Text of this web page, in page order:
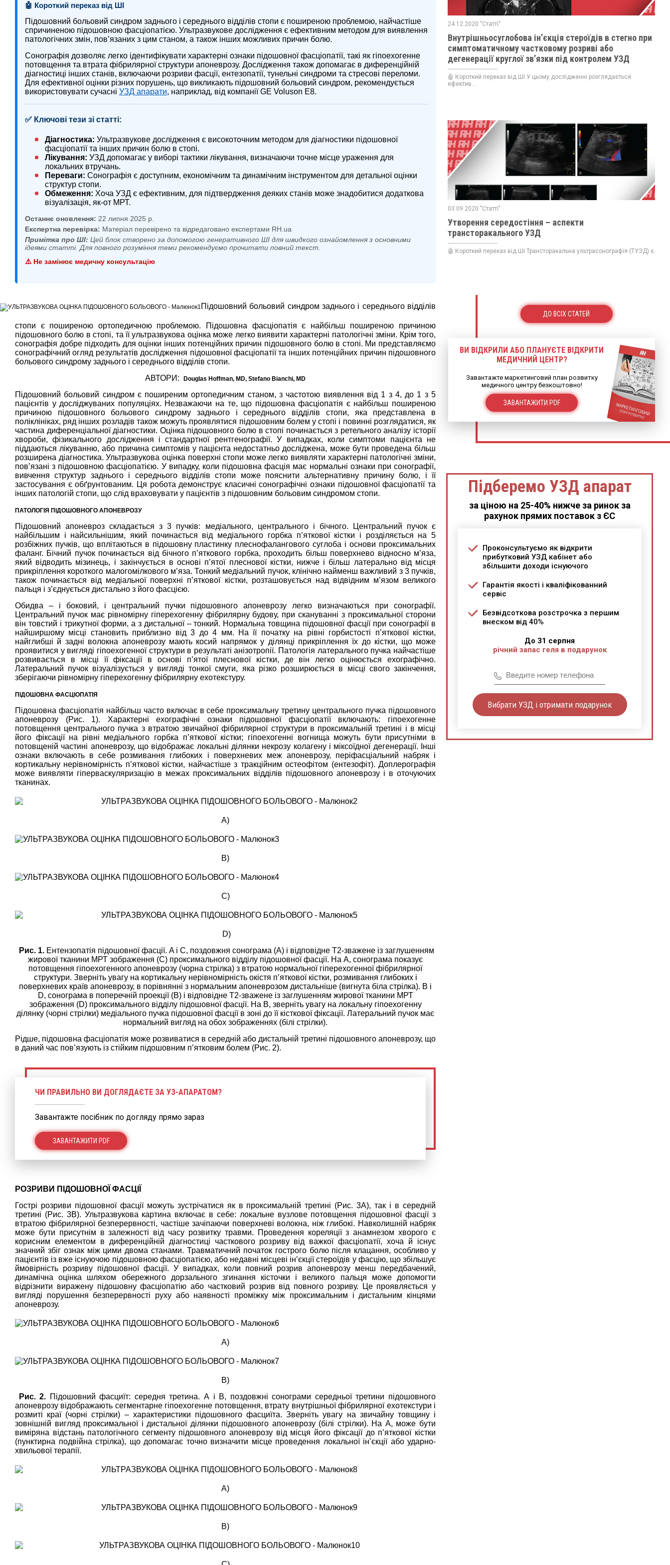
🤖 Короткий переказ від ШІ
Підошовний больовий синдром заднього і середнього відділів стопи є поширеною проблемою, найчастіше
спричиненою підошовною фасціопатією. Ультразвукове дослідження є ефективним методом для виявлення
патологічних змін, пов’язаних з цим станом, а також інших можливих причин болю.
Сонографія дозволяє легко ідентифікувати характерні ознаки підошовної фасціопатії, такі як гіпоехогенне
потовщення та втрата фібрилярної структури апоневрозу. Дослідження також допомагає в диференційній
діагностиці інших станів, включаючи розриви фасції, ентезопатії, тунельні синдроми та стресові переломи.
Для ефективної оцінки різних порушень, що викликають підошовний больовий синдром, рекомендується
використовувати сучасні УЗД апарати, наприклад, від компанії GE Voluson E8.
✅ Ключові тези зі статті:
Діагностика: Ультразвукове дослідження є високоточним методом для діагностики підошовної
фасціопатії та інших причин болю в стопі.
Лікування: УЗД допомагає у виборі тактики лікування, визначаючи точне місце ураження для
локальних втручань.
Переваги: Сонографія є доступним, економічним та динамічним інструментом для детальної оцінки
структур стопи.
Обмеження: Хоча УЗД є ефективним, для підтвердження деяких станів може знадобитися додаткова
візуалізація, як-от МРТ.
Останнє оновлення: 22 липня 2025 р.
Експертна перевірка: Матеріал перевірено та відредаговано експертами RH.ua
Примітка про ШІ: Цей блок створено за допомогою генеративного ШІ для швидкого ознайомлення з основними
ідеями статті. Для повного розуміння теми рекомендуємо прочитати повний текст.
⚠️ Не замінює медичну консультацію
Підошовний больовий синдром заднього і середнього відділів
стопи є поширеною ортопедичною проблемою. Підошовна фасціопатія є найбільш поширеною причиною
підошовного болю в стопі, та її ультразвукова оцінка може легко виявити характерні патологічні зміни. Крім того,
сонографія добре підходить для оцінки інших потенційних причин підошовного болю в стопі. Ми представляємо
сонографічний огляд результатів дослідження підошовної фасціопатії та інших потенційних причин підошовного
больового синдрому заднього і середнього відділів стопи.
АВТОРИ:
Douglas Hoffman, MD, Stefano Bianchi, MD
Підошовний больовий синдром є поширеним ортопедичним станом, з частотою виявлення від 1 з 4, до 1 з 5
пацієнтів у досліджуваних популяціях. Незважаючи на те, що підошовна фасціопатія є найбільш поширеною
причиною підошовного больового синдрому заднього і середнього відділів стопи, яка представлена в
поліклініках, ряд інших розладів також можуть проявлятися підошовним болем у стопі і повинні розглядатися, як
частина диференціальної діагностики. Оцінка підошовного болю в стопі починається з ретельного аналізу історії
хвороби, фізикального дослідження і стандартної рентгенографії. У випадках, коли симптоми пацієнта не
піддаються лікуванню, або причина симптомів у пацієнта недостатньо досліджена, може бути проведена більш
розширена діагностика. Ультразвукова оцінка поверхні стопи може легко виявляти характерні патологічні зміни,
пов’язані з підошовною фасціопатією. У випадку, коли підошовна фасція має нормальні ознаки при сонографії,
вивчення структур заднього і середнього відділів стопи може пояснити альтернативну причину болю, і її
застосування є обґрунтованим. Ця робота демонструє класичні сонографічні ознаки підошовної фасціопатії та
інших патологій стопи, що слід враховувати у пацієнтів з підошовним больовим синдромом стопи.
ПАТОЛОГІЯ ПІДОШОВНОГО АПОНЕВРОЗУ
Підошовний апоневроз складається з 3 пучків: медіального, центрального і бічного. Центральний пучок є
найбільшим і найсильнішим, який починається від медіального горбка п’яткової кістки і розділяється на 5
розбіжних пучків, що вплітаються в підошовну пластинку плеснофалангового суглоба і основи проксимальних
фаланг. Бічний пучок починається від бічного п’яткового горбка, проходить більш поверхнево відносно м’яза,
який відводить мізинець, і закінчується в основі п’ятої плеснової кістки, нижче і більш латерально від місця
прикріплення короткого малогомілкового м’яза. Тонкий медіальний пучок, клінічно найменш важливий з 3 пучків,
також починається від медіальної поверхні п’яткової кістки, розташовується над відвідним м’язом великого
пальця і з’єднується дистально з його фасцією.
Обидва – і боковий, і центральний пучки підошовного апоневрозу легко визначаються при сонографії.
Центральний пучок має рівномірну гіперехогенну фібрилярну будову, при скануванні з проксимальної сторони
він товстий і трикутної форми, а з дистальної – тонкий. Нормальна товщина підошовної фасції при сонографії в
найширшому місці становить приблизно від 3 до 4 мм. На її початку на рівні горбистості п’яткової кістки,
найглибші й задні волокна апоневрозу мають косий напрямок у ділянці прикріплення їх до кістки, що може
проявитися у вигляді гіпоехогенної структури в результаті анізотропії. Патологія латерального пучка найчастіше
розвивається в місці її фіксації в основі п’ятої плеснової кістки, де він легко оцінюється ехографічно.
Латеральний пучок візуалізується у вигляді тонкої смуги, яка різко розширюється в місці свого закінчення,
зберігаючи рівномірну гіперехогенну фібрилярну ехотекстуру.
ПІДОШОВНА ФАСЦІОПАТІЯ
Підошовна фасціопатія найбільш часто включає в себе проксимальну третину центрального пучка підошовного
апоневрозу (Рис. 1). Характерні ехографічні ознаки підошовної фасціопатії включають: гіпоехогенне
потовщення центрального пучка з втратою звичайної фібрилярної структури в проксимальній третині і в місці
його фіксації на рівні медіального горбка п’яткової кістки; гіпоехогенні вогнища можуть бути присутніми в
потовщеній частині апоневрозу, що відображає локальні ділянки некрозу колагену і міксоїдної дегенерації. Інші
ознаки включають в себе розмивання глибоких і поверхневих меж апоневрозу, періфасціальний набряк і
кортикальну нерівномірність п’яткової кістки, найчастіше з тракційним остеофітом (ентезофіт). Доплерографія
може виявляти гіперваскуляризацію в межах проксимальних відділів підошовного апоневрозу і в оточуючих
тканинах.
A)
B)
C)
D)
Рис. 1.Ентензопатія підошовної фасції. A і С, поздовжня сонограма (А) і відповідне Т2-зважене із заглушенням
жирової тканини МРТ зображення (С) проксимального відділу підошовної фасції. На А, сонограма показує
потовщення гіпоехогенного апоневрозу (чорна стрілка) з втратою нормальної гіперехогенної фібрилярної
структури. Зверніть увагу на кортикальну нерівномірність окістя п’яткової кістки, розмивання глибоких і
поверхневих країв апоневрозу, в порівнянні з нормальним апоневрозом дистальніше (вигнута біла стрілка). B і
D, сонограма в поперечній проекції (В) і відповідне Т2-зважене із заглушенням жирової тканини МРТ
зображення (D) проксимального відділу підошовної фасції. На B, зверніть увагу на локальну гіпоехогенну
ділянку (чорні стрілки) медіального пучка підошовної фасції в зоні до її кісткової фіксації. Латеральний пучок має
нормальний вигляд на обох зображеннях (білі стрілки).
Рідше, підошовна фасціопатія може розвиватися в середній або дистальній третині підошовного апоневрозу, що
в даний час пов’язують із стійким підошовним п’ятковим болем (Рис. 2).
ЧИ ПРАВИЛЬНО ВИ ДОГЛЯДАЄТЕ ЗА УЗ-АПАРАТОМ?
Завантажте посібник по догляду прямо зараз
ЗАВАНТАЖИТИ PDF
РОЗРИВИ ПІДОШОВНОЇ ФАСЦІЇ
Гострі розриви підошовної фасції можуть зустрічатися як в проксимальній третині (Рис. 3А), так і в середній
третині (Рис. 3В). Ультразвукова картина включає в себе: локальне вузлове потовщення підошовної фасції з
втратою фібрилярної безперервності, частіше зачіпаючи поверхневі волокна, ніж глибокі. Навколишній набряк
може бути присутнім в залежності від часу розвитку травми. Проведення кореляції з анамнезом хворого є
корисним елементом в диференційній діагностиці часткового розриву від важкої фасціопатії, хоча й існує
значний збіг ознак між цими двома станами. Травматичний початок гострого болю після клацання, особливо у
пацієнтів із вже існуючою підошовною фасціопатією, або недавні місцеві ін’єкції стероїдів у фасцію, що збільшує
ймовірність розриву підошовної фасції. У випадках, коли повний розрив апоневрозу менш передбачений,
динамічна оцінка шляхом обережного дорзального згинання кісточки і великого пальця може допомогти
відрізнити виражену підошовну фасціопатію або частковий розрив від повного розриву. Це проявляється у
вигляді порушення безперервності руху або наявності проміжку між проксимальним і дистальним кінцями
апоневрозу.
A)
B)
Рис. 2. Підошовний фасциїт: середня третина. А і В, поздовжні сонограми середньої третини підошовного
апоневрозу відображають сегментарне гіпоехогенне потовщення, втрату внутрішньої фібрилярної ехотекстури і
розмиті краї (чорні стрілки) – характеристики підошовного фасциїта. Зверніть увагу на звичайну товщину і
зовнішній вигляд проксимальної і дистальної ділянки підошовного апоневрозу (білі стрілки). На А, може бути
виміряна відстань патологічного сегменту підошовного апоневрозу від місця його фіксації до п’яткової кістки
(пунктирна подвійна стрілка), що допомагає точно визначити місце проведення локальної ін’єкції або ударно-
хвильової терапії.
A)
B)
24.12.2020 "Статті"
Внутрішньосуглобова ін’єкція стероїдів в стегно при
симптоматичному частковому розриві або
дегенерації круглої зв’язки під контролем УЗД
🤖 Короткий переказ від ШІ У цьому дослідженні розглядається
ефектив...
03.09.2020 "Статті"
Утворення середостіння – аспекти
трансторакального УЗД
🤖 Короткий переказ від ШІ Трансторакальна ультрасонографія (ТУЗД) є...
ДО ВСІХ СТАТЕЙ
ВИ ВІДКРИЛИ АБО ПЛАНУЄТЕ ВІДКРИТИ
МЕДИЧНИЙ ЦЕНТР?
Завантажте маркетинговий план розвитку
медичного центру безкоштовно!
ЗАВАНТАЖИТИ PDF
Підберемо УЗД апарат
за ціною на 25-40% нижче за ринок за
рахунок прямих поставок з ЄС
Проконсультуємо як відкрити
прибутковий УЗД кабінет або
збільшити доходи існуючого
Гарантія якості і кваліфікованний
сервіс
Безвідсоткова розстрочка з першим
внеском від 40%
До 31 серпня
річний запас геля в подарунок
Вибрати УЗД і отримати подарунок